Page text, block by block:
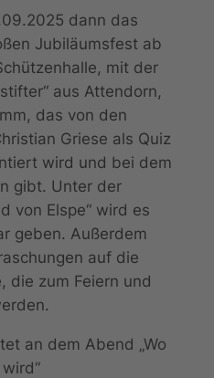
dann das
Jubiläumsfest ab
mit der
aus Attendorn,
das von den
Griese als Quiz
wird und bei dem
gibt. Unter der
von Elspe“ wird es
geben. Außerdem
auf die
die zum Feiern und
an dem Abend „Wo